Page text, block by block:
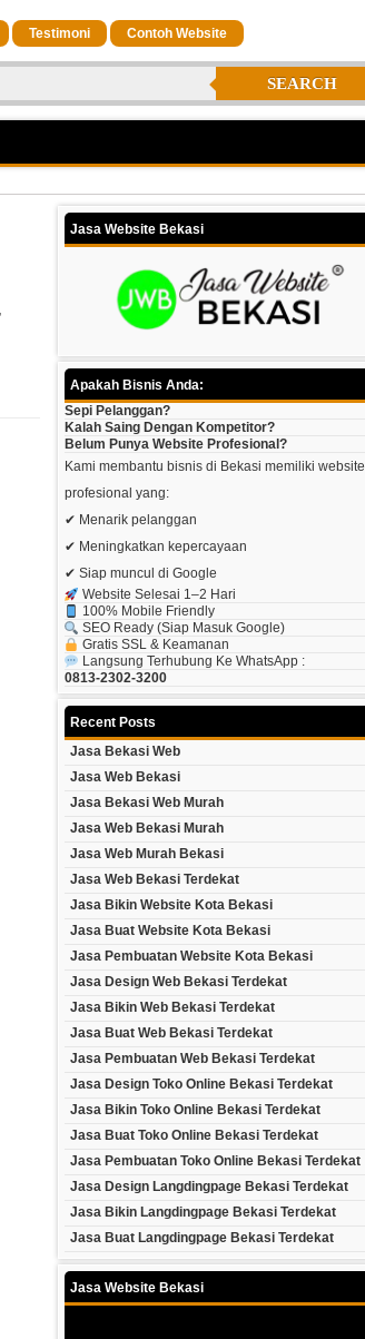
Testimoni Contoh Website
SEARCH
Jasa Website Bekasi
Apakah Bisnis Anda:
Sepi Pelanggan?
Kalah Saing Dengan Kompetitor?
Belum Punya Website Profesional?
Kami membantu bisnis di Bekasi memiliki website
profesional yang:
✔ Menarik pelanggan
✔ Meningkatkan kepercayaan
✔ Siap muncul di Google
Website Selesai 1–2 Hari
100% Mobile Friendly
SEO Ready (siap Masuk Google)
Gratis SSL & Keamanan
Langsung Terhubung Ke WhatsApp :
0813-2302-3200
Recent Posts
Jasa Bekasi Web
Jasa Web Bekasi
Jasa Bekasi Web Murah
Jasa Web Bekasi Murah
Jasa Web Murah Bekasi
Jasa Web Bekasi Terdekat
Jasa Bikin Website Kota Bekasi
Jasa Buat Website Kota Bekasi
Jasa Pembuatan Website Kota Bekasi
Jasa Design Web Bekasi Terdekat
Jasa Bikin Web Bekasi Terdekat
Jasa Buat Web Bekasi Terdekat
Jasa Pembuatan Web Bekasi Terdekat
Jasa Design Toko Online Bekasi Terdekat
Jasa Bikin Toko Online Bekasi Terdekat
Jasa Buat Toko Online Bekasi Terdekat
Jasa Pembuatan Toko Online Bekasi Terdekat
Jasa Design Langdingpage Bekasi Terdekat
Jasa Bikin Langdingpage Bekasi Terdekat
Jasa Buat Langdingpage Bekasi Terdekat
Jasa Website Bekasi